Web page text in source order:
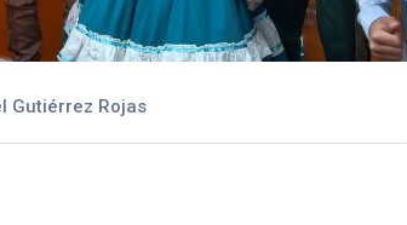
Gutiérrez Rojas